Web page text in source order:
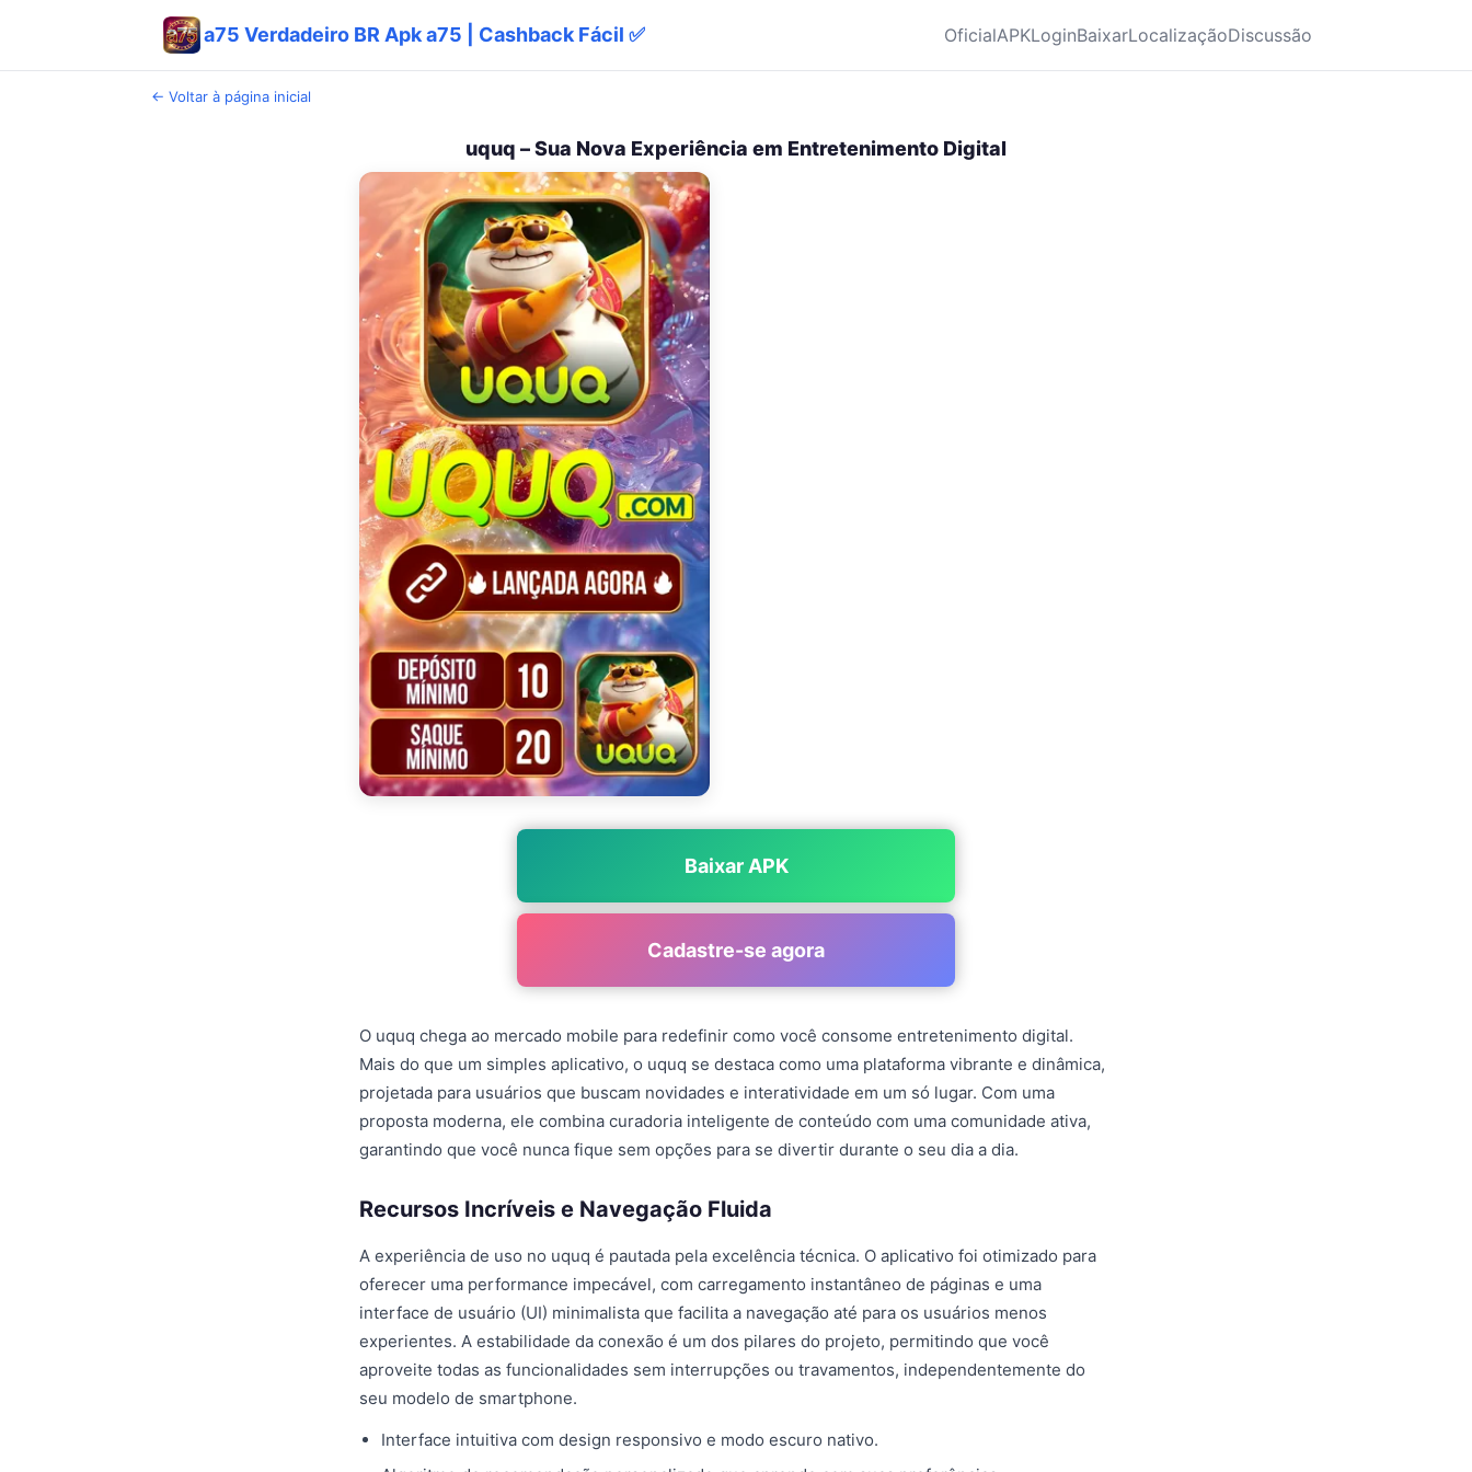
a75 Verdadeiro BR Apk a75 | Cashback Fácil ✅ OficialAPKLoginBaixarLocalizaçãoDiscussão
← Voltar à página inicial
uquq – Sua Nova Experiência em Entretenimento Digital
Baixar APK
Cadastre-se agora
O uquq chega ao mercado mobile para redefinir como você consome entretenimento digital.
Mais do que um simples aplicativo, o uquq se destaca como uma plataforma vibrante e dinâmica,
projetada para usuários que buscam novidades e interatividade em um só lugar. Com uma
proposta moderna, ele combina curadoria inteligente de conteúdo com uma comunidade ativa,
garantindo que você nunca fique sem opções para se divertir durante o seu dia a dia.
Recursos Incríveis e Navegação Fluida
A experiência de uso no uquq é pautada pela excelência técnica. O aplicativo foi otimizado para
oferecer uma performance impecável, com carregamento instantâneo de páginas e uma
interface de usuário (UI) minimalista que facilita a navegação até para os usuários menos
experientes. A estabilidade da conexão é um dos pilares do projeto, permitindo que você
aproveite todas as funcionalidades sem interrupções ou travamentos, independentemente do
seu modelo de smartphone.
Interface intuitiva com design responsivo e modo escuro nativo.